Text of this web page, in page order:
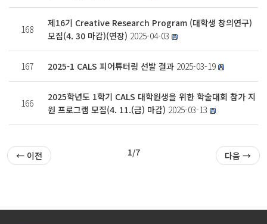
168
제16기 Creative Research Program (대학생 창의연구)
모집(4. 30 마감)(연장) 2025-04-03
167 2025-1 CALS 피어튜터링 선발 결과 2025-03-19
166
2025학년도 1학기 CALS 대학원생을 위한 학술대회 참가 지
원 프로그램 모집(4. 11.(금) 마감) 2025-03-13
← 이전 1/7 다음 →